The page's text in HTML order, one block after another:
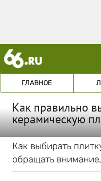
ГЛАВНОЕ
Как правильно
керамическую
Как выбирать
обращать